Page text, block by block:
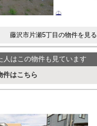
藤沢市片瀬5丁目の物件を見る
人はこの物件も見ています
件はこちら